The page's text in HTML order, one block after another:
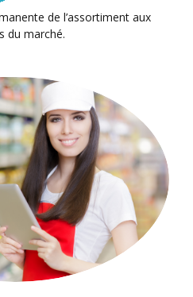
de l’assortiment aux
du marché.